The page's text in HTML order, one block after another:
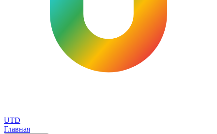
UTD
Главная